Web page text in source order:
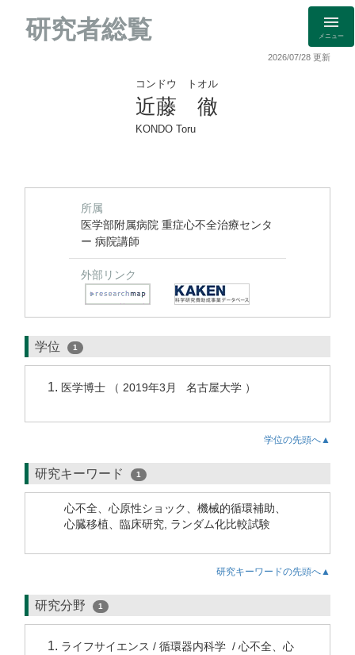
研究者総覧 メニュー
2026/07/28 更新
コンドウ トオル
近藤 徹
KONDO Toru
所属
医学部附属病院 重症心不全治療センタ
ー 病院講師
外部リンク
学位 1
医学博士 （ 2019年3月 名古屋大学 ）
学位の先頭へ▲
研究キーワード 1
心不全、心原性ショック、機械的循環補助、
心臓移植、臨床研究, ランダム化比較試験
研究キーワードの先頭へ▲
研究分野 1
ライフサイエンス / 循環器内科学 / 心不全、心